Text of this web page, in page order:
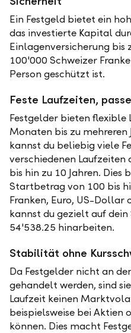
Ein Festgeld bietet ein
das investierte Kapital
Einlagenversicherung bis
100'000 Schweizer
Person geschützt ist.
Feste Laufzeiten,
Festgelder bieten flexible
Monaten bis zu
kannst du beliebig viele
verschiedenen Laufzeiten
bis hin zu 10 Jahren. Dies
Startbetrag von 100 bis
Franken, Euro, US-Dollar
kannst du gezielt auf dein
54'538.25 hinarbeiten.
Stabilität ohne
Da Festgelder nicht an
gehandelt werden, sind
Laufzeit keinen
beispielsweise bei Aktien
können. Dies macht